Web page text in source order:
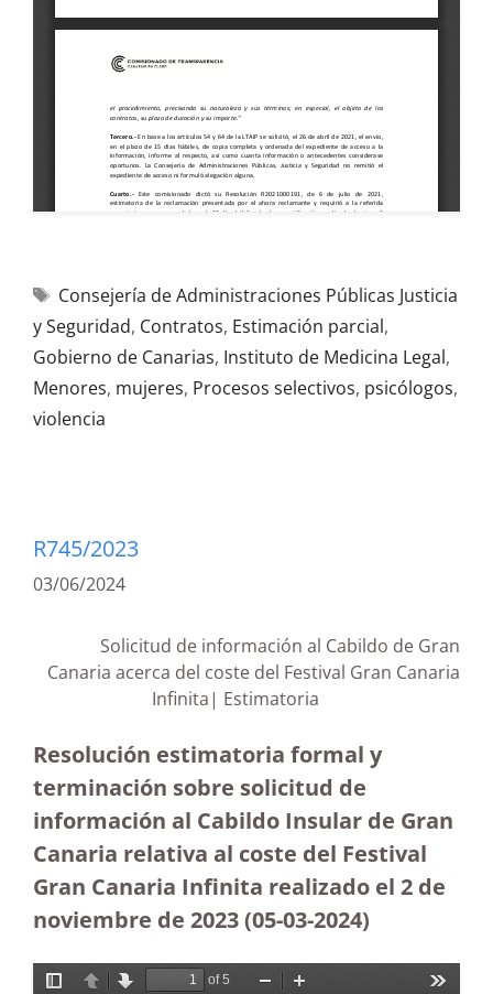
Consejería de Administraciones Públicas Justicia
y Seguridad, Contratos, Estimación parcial,
Gobierno de Canarias, Instituto de Medicina Legal,
Menores, mujeres, Procesos selectivos, psicólogos,
violencia
R745/2023
03/06/2024
Solicitud de información al Cabildo de Gran
Canaria acerca del coste del Festival Gran Canaria
Infinita| Estimatoria
Resolución estimatoria formal y
terminación sobre solicitud de
información al Cabildo Insular de Gran
Canaria relativa al coste del Festival
Gran Canaria Infinita realizado el 2 de
noviembre de 2023(05-03-2024)